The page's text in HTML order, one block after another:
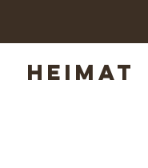
HEIMAT